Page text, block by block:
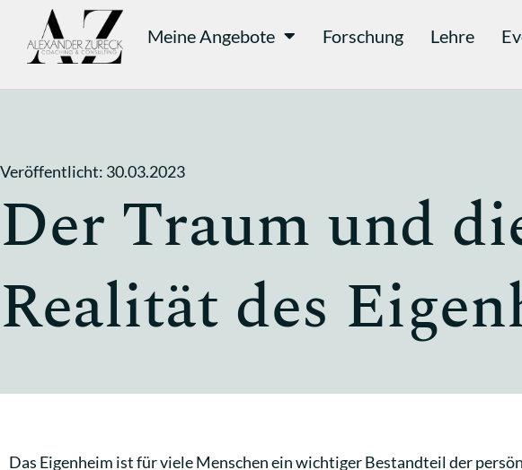
Meine Angebote Forschung Lehre
Veröffentlicht: 30.03.2023
Der Traum und
Realität des
Das Eigenheim ist für viele Menschen ein wichtiger Bestandteil der